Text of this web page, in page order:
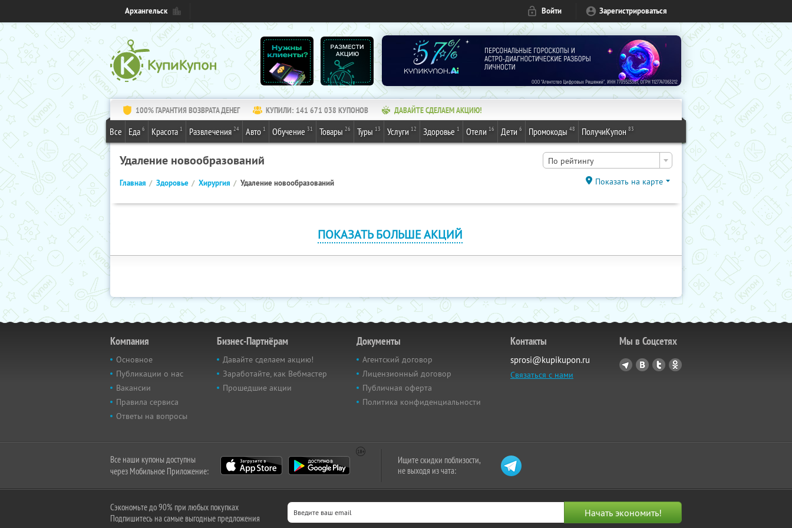
Архангельск Войти Зарегистрироваться
100% ГАРАНТИЯ ВОЗВРАТА ДЕНЕГ КУПИЛИ: 141 671 038 КУПОНОВ ДАВАЙТЕ СДЕЛАЕМ АКЦИЮ!
Все Еда 6 Красота 1 Развлечения 24 Авто 1 Обучение 31 Товары 26 Туры 13 Услуги 12 Здоровье 1 Отели 16 Дети 6 Промокоды 48 ПолучиКупон 83
Удаление новообразований По рейтингу
Главная Здоровье Хирургия Удаление новообразований Показать на карте
ПОКАЗАТЬ БОЛЬШЕ АКЦИЙ
Компания
Основное
Публикации о нас
Вакансии
Правила сервиса
Ответы на вопросы
Бизнес-Партнёрам
Давайте сделаем акцию!
Заработайте, как Вебмастер
Прошедшие акции
Документы
Агентский договор
Лицензионный договор
Публичная оферта
Политика конфиденциальности
Контакты
sprosi@kupikupon.ru
Связаться с нами
Мы в Соцсетях
Все наши купоны доступны
через Мобильное Приложение:
Ищите скидки поблизости,
не выходя из чата:
Сэкономьте до 90% при любых покупках
Подпишитесь на самые выгодные предложения